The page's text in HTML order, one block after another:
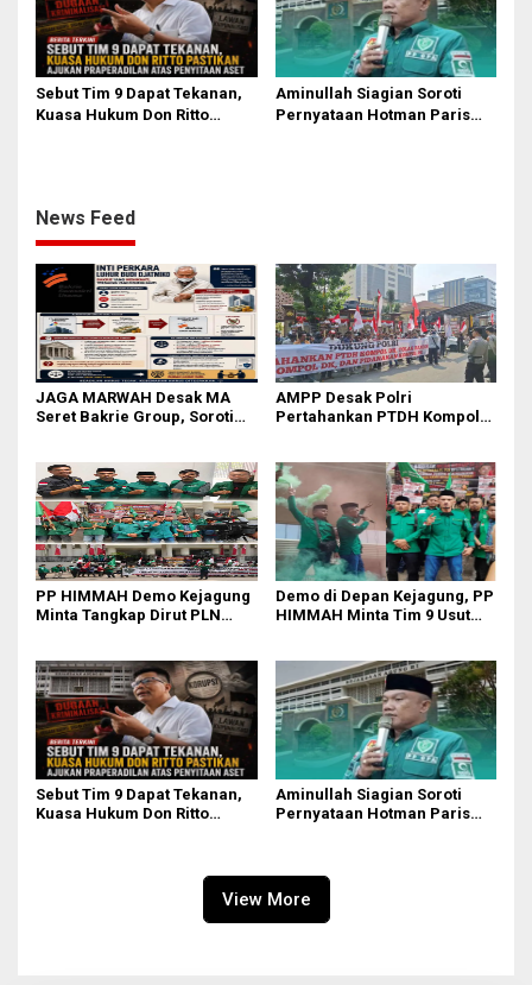
Sebut Tim 9 Dapat Tekanan,
Kuasa Hukum Don Ritto
Aminullah Siagian Soroti
Pernyataan Hotman Paris
News Feed
JAGA MARWAH Desak MA
Seret Bakrie Group, Soroti
AMPP Desak Polri
Pertahankan PTDH Kompol
PP HIMMAH Demo Kejagung
Minta Tangkap Dirut PLN
Demo di Depan Kejagung, PP
HIMMAH Minta Tim 9 Usut
Sebut Tim 9 Dapat Tekanan,
Kuasa Hukum Don Ritto
Aminullah Siagian Soroti
Pernyataan Hotman Paris
View More